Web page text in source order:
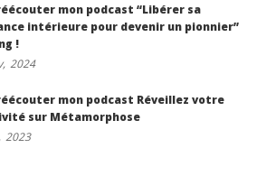
mon podcast “Libérer sa
intérieure pour devenir un pionnier”
!
2024
mon podcast Réveillez votre
sur Métamorphose
2023